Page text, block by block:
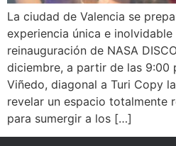
La ciudad de Valencia se
experiencia única e
reinauguración de NASA
diciembre, a partir de las 9:00
Viñedo, diagonal a Turi Copy
revelar un espacio totalmente
para sumergir a los […]